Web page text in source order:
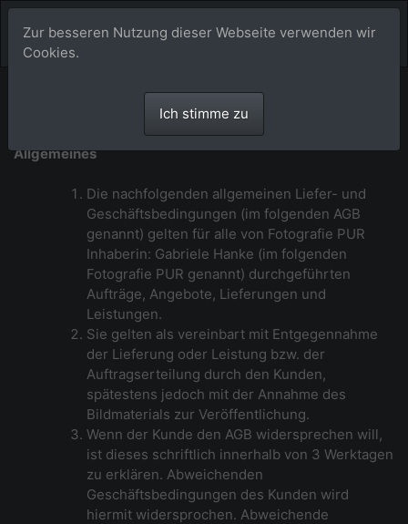
Allgemeine Geschäftsbedingungen von
Allgemeines
Die nachfolgenden allgemeinen Liefer- und
Geschäftsbedingungen (im folgenden AGB
genannt) gelten für alle von Fotografie PUR
Inhaberin: Gabriele Hanke (im folgenden
Fotografie PUR genannt) durchgeführten
Aufträge, Angebote, Lieferungen und
Leistungen.
Sie gelten als vereinbart mit Entgegennahme
der Lieferung oder Leistung bzw. der
Auftragserteilung durch den Kunden,
spätestens jedoch mit der Annahme des
Bildmaterials zur Veröffentlichung.
Wenn der Kunde den AGB widersprechen will,
ist dieses schriftlich innerhalb von 3 Werktagen
zu erklären. Abweichenden
Geschäftsbedingungen des Kunden wird
hiermit widersprochen. Abweichende
Zur besseren Nutzung dieser Webseite verwenden wir
Cookies.
Ich stimme zu